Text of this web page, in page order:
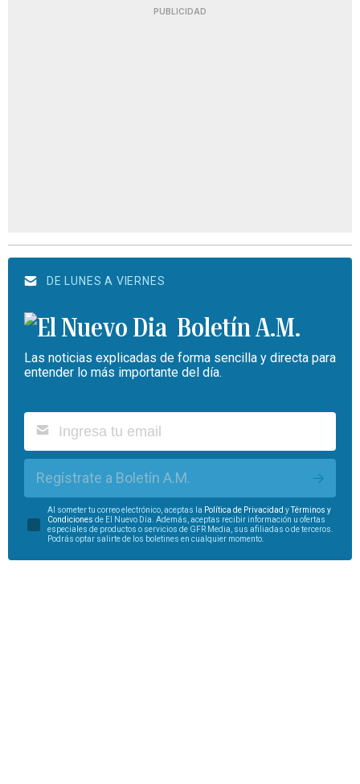
PUBLICIDAD
DE LUNES A VIERNES
Boletín A.M.
Las noticias explicadas de forma sencilla y directa para
entender lo más importante del día.
Regístrate a Boletín A.M.
Al someter tu correo electrónico, aceptas la Política de Privacidad yTérminos y
Condiciones de El Nuevo Día. Además, aceptas recibir información u ofertas
especiales de productos o servicios de GFR Media, sus afiliadas o de terceros.
Podrás optar salirte de los boletines en cualquier momento.